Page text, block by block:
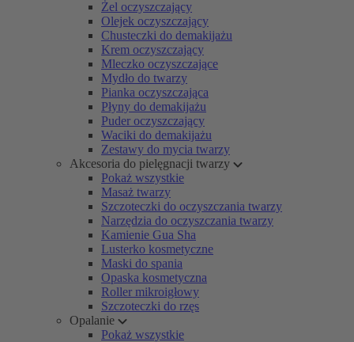
Żel oczyszczający
Olejek oczyszczający
Chusteczki do demakijażu
Krem oczyszczający
Mleczko oczyszczające
Mydło do twarzy
Pianka oczyszczająca
Płyny do demakijażu
Puder oczyszczający
Waciki do demakijażu
Zestawy do mycia twarzy
Akcesoria do pielęgnacji twarzy
Pokaż wszystkie
Masaż twarzy
Szczoteczki do oczyszczania twarzy
Narzędzia do oczyszczania twarzy
Kamienie Gua Sha
Lusterko kosmetyczne
Maski do spania
Opaska kosmetyczna
Roller mikroigłowy
Szczoteczki do rzęs
Opalanie
Pokaż wszystkie